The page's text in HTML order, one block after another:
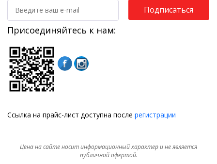
Подписаться
Присоединяйтесь к нам:
Ссылка на прайс-лист доступна после регистрации
Цена на сайте носит информационный характер и не является
публичной офертой.